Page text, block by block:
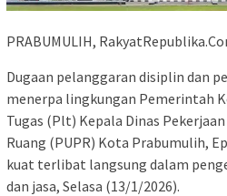
PRABUMULIH,
Dugaan pelanggaran disiplin dan
menerpa lingkungan Pemerintah
Tugas (Plt) Kepala Dinas
Ruang (PUPR) Kota Prabumulih,
kuat terlibat langsung dalam
dan jasa, Selasa (13/1/2026).